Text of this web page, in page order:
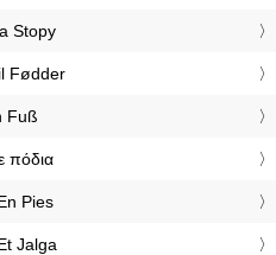
Stopy
Fødder
Fuß
πόδια
Pies
Jalga